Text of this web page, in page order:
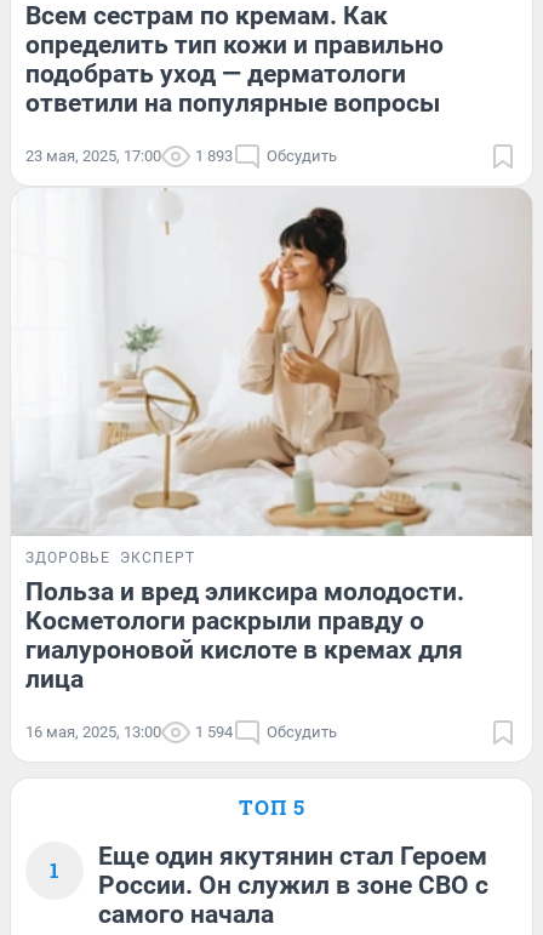
Всем сестрам по кремам. Как
определить тип кожи и правильно
подобрать уход — дерматологи
ответили на популярные вопросы
23 мая, 2025, 17:00 1 893 Обсудить
ЗДОРОВЬЕ ЭКСПЕРТ
Польза и вред эликсира молодости.
Косметологи раскрыли правду о
гиалуроновой кислоте в кремах для
лица
16 мая, 2025, 13:00 1 594 Обсудить
ТОП 5
1
Еще один якутянин стал Героем
России. Он служил в зоне СВО с
самого начала